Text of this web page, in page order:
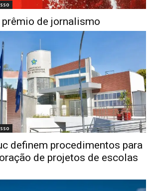
de jornalismo
definem procedimentos para
de projetos de escolas